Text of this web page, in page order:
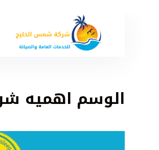
الوسم اهميه